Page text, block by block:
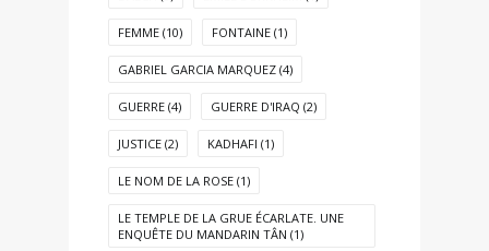
FEMME (10) FONTAINE (1)
GABRIEL GARCIA MARQUEZ (4)
GUERRE (4) GUERRE D'IRAQ (2)
JUSTICE (2) KADHAFI (1)
LE NOM DE LA ROSE (1)
LE TEMPLE DE LA GRUE ÉCARLATE. UNE
ENQUÊTE DU MANDARIN TÂN (1)